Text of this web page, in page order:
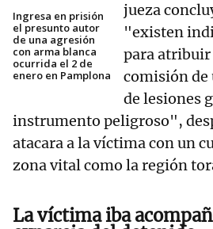
Ingresa en prisión
el presunto autor
de una agresión
con arma blanca
ocurrida el 2 de
enero en Pamplona
jueza
"existen
para atribuir
comisión de
de lesiones
instrumento peligroso",
atacara a la víctima con un
zona vital como la región
La víctima iba